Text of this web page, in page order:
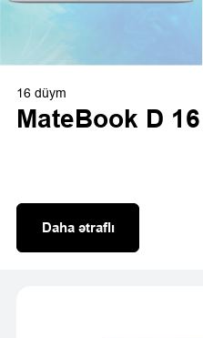
16 düym
MateBook D 16
Daha ətraflı